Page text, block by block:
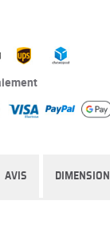
AVIS